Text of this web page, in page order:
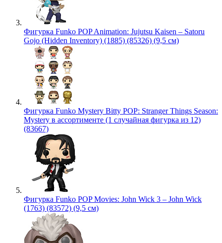
Фигурка Funko POP Animation: Jujutsu Kaisen – Satoru
Gojo (Hidden Inventory) (1885) (85326) (9,5 см)
Фигурка Funko Mystery Bitty POP: Stranger Things Season:
Mystery в ассортименте (1 случайная фигурка из 12)
(83667)
Фигурка Funko POP Movies: John Wick 3 – John Wick
(1763) (83572) (9,5 см)